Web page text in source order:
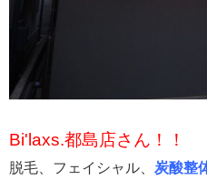
Bi' laxs.都島店さん！！
脱毛、フェイシャル、 炭酸整